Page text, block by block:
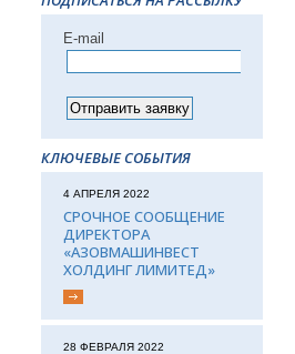
Е-mail
КЛЮЧЕВЫЕ СОБЫТИЯ
4 АПРЕЛЯ 2022
СРОЧНОЕ СООБЩЕНИЕ
ДИРЕКТОРА
«АЗОВМАШИНВЕСТ
ХОЛДИНГ ЛИМИТЕД»
28 ФЕВРАЛЯ 2022